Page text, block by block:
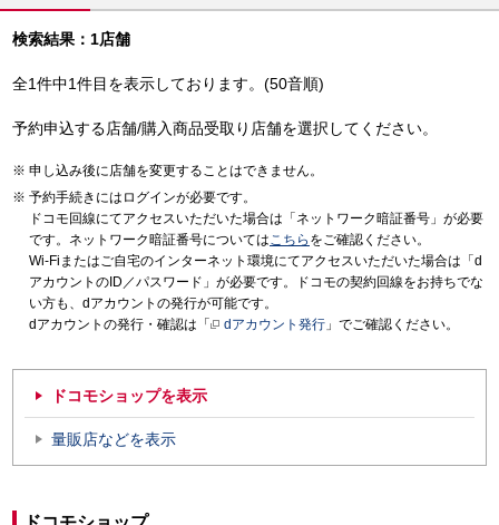
検索結果：1店舗
全1件中1件目を表示しております。(50音順)
予約申込する店舗/購入商品受取り店舗を選択してください。
申し込み後に店舗を変更することはできません。
予約手続きにはログインが必要です。
ドコモ回線にてアクセスいただいた場合は「ネットワーク暗証番号」が必要
です。ネットワーク暗証番号についてはこちら をご確認ください。
Wi-Fiまたはご自宅のインターネット環境にてアクセスいただいた場合は「d
アカウントのID／パスワード」が必要です。ドコモの契約回線をお持ちでな
い方も、dアカウントの発行が可能です。
dアカウントの発行・確認は「
dアカウント発行 」でご確認ください。
ドコモショップを表示
量販店などを表示